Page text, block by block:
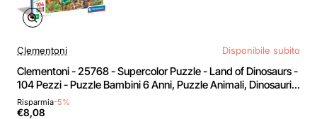
Clementoni Disponibile subito
Clementoni - 25768 - Supercolor Puzzle - Land of Dinosaurs -
104 Pezzi - Puzzle Bambini 6 Anni, Puzzle Animali, Dinosauri,
Illustrazione, Made In Italy
Risparmia-5%
€8,08